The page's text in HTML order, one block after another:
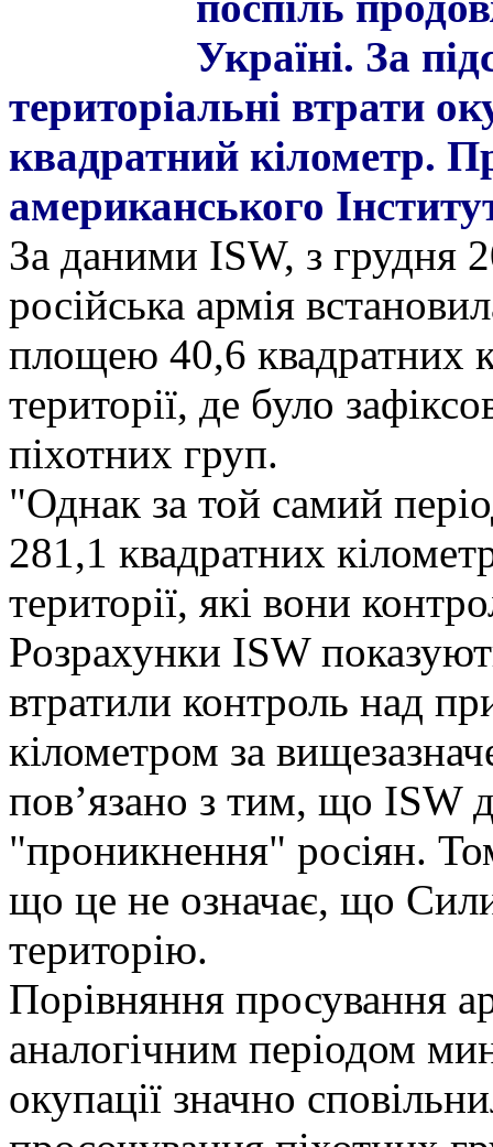
Україні. За
територіальні втрати
квадратний кілометр.
американського
За даними ISW, з грудня
російська армія
площею 40,6 квадратних
території, де було
піхотних груп.
"Однак за той самий
281,1 квадратних
території, які вони
Розрахунки ISW
втратили контроль над
кілометром за
пов’язано з тим, що ISW
"проникнення" росіян.
що це не означає, що
територію.
Порівняння просування
аналогічним періодом
окупації значно